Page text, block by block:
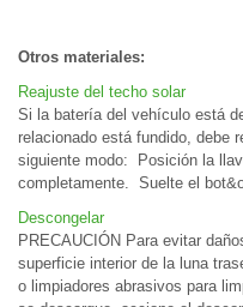
Otros materiales:
Reajuste del techo solar
Si la batería del vehículo está
relacionado está fundido, debe
siguiente modo: Posición la
completamente. Suelte el
Descongelar
PRECAUCIÓN Para evitar
superficie interior de la luna
o limpiadores abrasivos para